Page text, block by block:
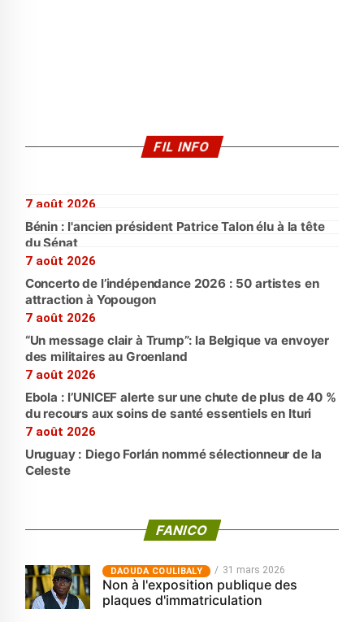
FIL INFO
7 août 2026
Bénin : l'ancien président Patrice Talon élu à la tête
du Sénat
7 août 2026
Concerto de l’indépendance 2026 : 50 artistes en
attraction à Yopougon
7 août 2026
“Un message clair à Trump”: la Belgique va envoyer
des militaires au Groenland
7 août 2026
Ebola : l’UNICEF alerte sur une chute de plus de 40 %
du recours aux soins de santé essentiels en Ituri
7 août 2026
Uruguay : Diego Forlán nommé sélectionneur de la
Celeste
FANICO
‎DAOUDA COULIBALY 31 mars 2026
Non à l'exposition publique des
plaques d'immatriculation